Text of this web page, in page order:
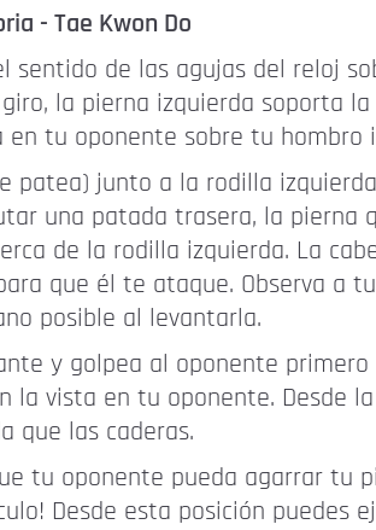
- Tae Kwon Do
sentido de las agujas del reloj
la pierna izquierda soporta
tu oponente sobre tu hombro
patea) junto a la rodilla
una patada trasera, la pierna
de la rodilla izquierda. La
que él te ataque. Observa a
posible al levantarla.
y golpea al oponente
la vista en tu oponente. Desde
que las caderas.
tu oponente pueda agarrar tu
Desde esta posición